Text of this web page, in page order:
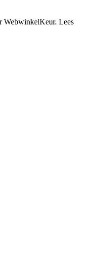
WebwinkelKeur. Lees